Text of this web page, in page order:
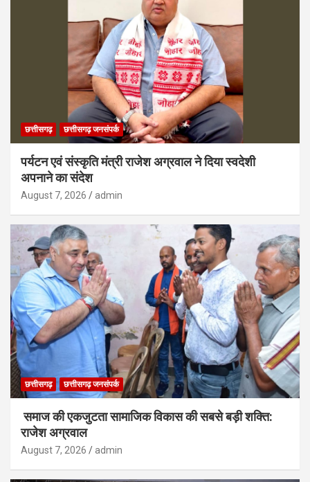
छत्तीसगढ़ छत्तीसगढ़ जनसंपर्क
पर्यटन एवं संस्कृति मंत्री राजेश अग्रवाल ने दिया स्वदेशी
अपनाने का संदेश
August 7, 2026 admin
छत्तीसगढ़ छत्तीसगढ़ जनसंपर्क
समाज की एकजुटता सामाजिक विकास की सबसे बड़ी शक्ति:
राजेश अग्रवाल
August 7, 2026 admin